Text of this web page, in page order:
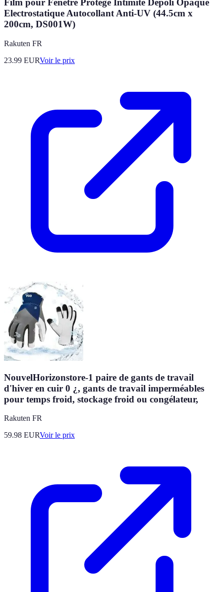
Film pour Fenêtre Protège Intimité Dépoli Opaque
Electrostatique Autocollant Anti-UV (44.5cm x
200cm, DS001W)
Rakuten FR
23.99 EURVoir le prix
NouvelHorizonstore-1 paire de gants de travail
d'hiver en cuir 0 ¿, gants de travail imperméables
pour temps froid, stockage froid ou congélateur,
Rakuten FR
59.98 EURVoir le prix